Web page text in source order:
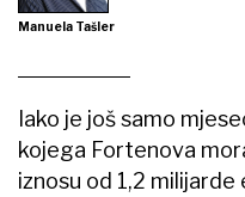
Manuela Tašler
Iako je još samo
kojega Fortenova
iznosu od 1,2